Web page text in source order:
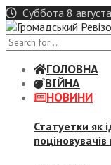
Skip
to
content
Суббота 8
ГОЛОВНА
ВІЙНА
НОВИНИ
Статуетки як